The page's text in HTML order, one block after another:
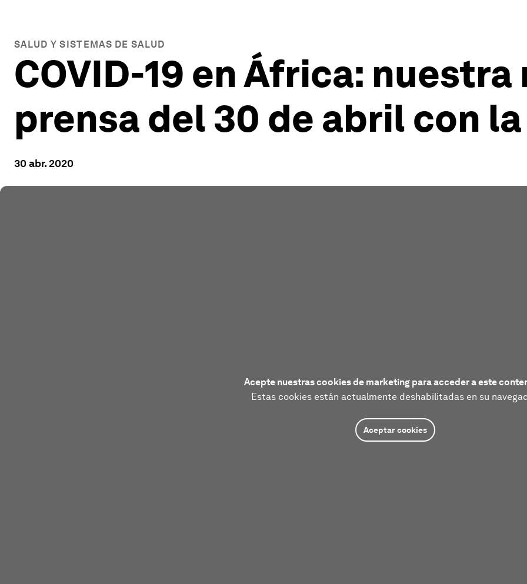
SALUD Y SISTEMAS DE SALUD
COVID-19 en África: nuestra
prensa del 30 de abril con la
30 abr. 2020
Acepte nuestras cookies de marketing para acceder a este
Estas cookies están actualmente deshabilitadas en su
Aceptar cookies